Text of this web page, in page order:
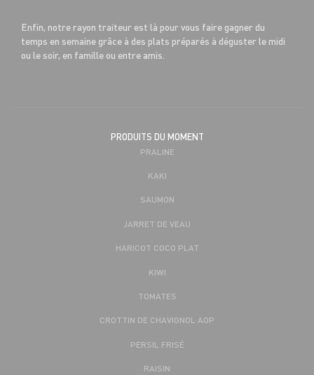
Enfin, notre rayon traiteur est là pour vous faire gagner du
temps en semaine grâce à des plats préparés à déguster le midi
ou le soir, en famille ou entre amis.
PRODUITS DU MOMENT
PRALINE
KAKI
SAUMON
JARRET DE VEAU
HARICOT COCO PLAT
KIWI
TOMATES
CROTTIN DE CHAVIGNOL AOP
PERSIL FRISÉ
RAISIN